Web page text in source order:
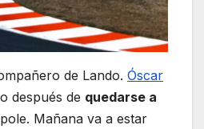
de Lando. Óscar
después de quedarse a
Mañana va a estar